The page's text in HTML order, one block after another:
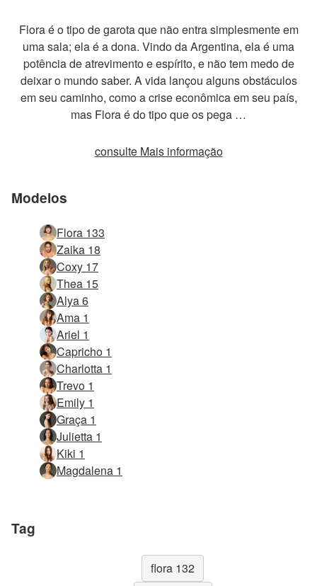
Flora é o tipo de garota que não entra simplesmente em
uma sala; ela é a dona. Vindo da Argentina, ela é uma
potência de atrevimento e espírito, e não tem medo de
deixar o mundo saber. A vida lançou alguns obstáculos
em seu caminho, como a crise econômica em seu país,
mas Flora é do tipo que os pega …
consulte Mais informação
Modelos
Flora 133
Zaika 18
Coxy 17
Thea 15
Alya 6
Ama 1
Ariel 1
Capricho 1
Charlotta 1
Trevo 1
Emily 1
Graça 1
Julietta 1
Kiki 1
Magdalena 1
Tag
flora 132